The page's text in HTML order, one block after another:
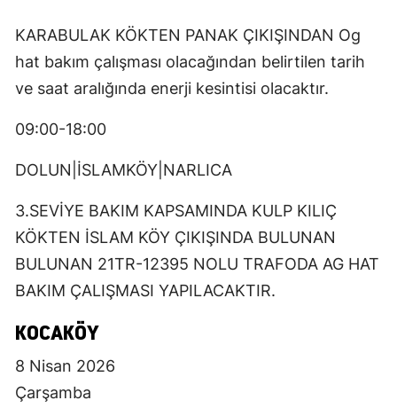
KARABULAK KÖKTEN PANAK ÇIKIŞINDAN Og
hat bakım çalışması olacağından belirtilen tarih
ve saat aralığında enerji kesintisi olacaktır.
09:00-18:00
DOLUN|İSLAMKÖY|NARLICA
3.SEVİYE BAKIM KAPSAMINDA KULP KILIÇ
KÖKTEN İSLAM KÖY ÇIKIŞINDA BULUNAN
BULUNAN 21TR-12395 NOLU TRAFODA AG HAT
BAKIM ÇALIŞMASI YAPILACAKTIR.
KOCAKÖY
8 Nisan 2026
Çarşamba